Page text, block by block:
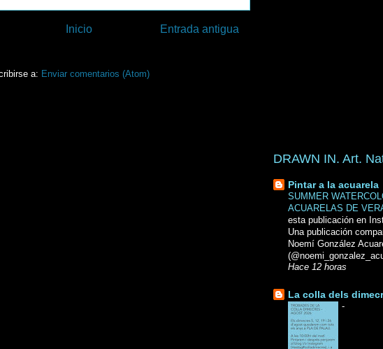
Entrada antigua
Inicio
a: Enviar comentarios (Atom)
DRAWN IN. Art.
Pintar a la acuarela
SUMMER
ACUARELAS DE
esta publicación en
Una publicación
Noemí González
Hace 12 horas
La colla dels
-